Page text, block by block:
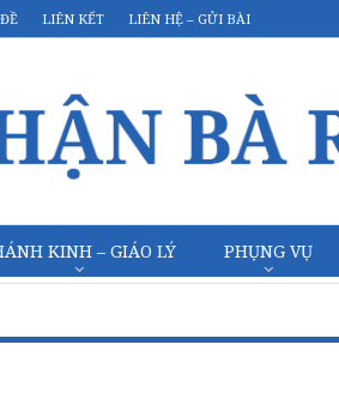
LIÊN KẾT LIÊN HỆ – GỬI BÀI
KINH – GIÁO LÝ PHỤNG VỤ